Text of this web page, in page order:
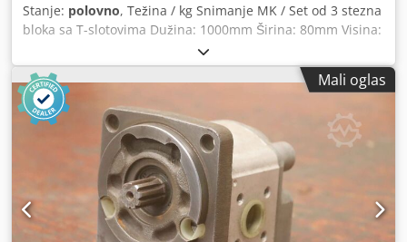
Stanje: polovno, Težina / kg Snimanje MK / Set od 3 stezna
bloka sa T-slotovima Dužina: 1000mm Širina: 80mm Visina:
160mm T-slotovi - Veličina: 32 k 18 T-slotovi visina: 32mm
Stezna ploča - Stezni blok - Stezna Tabela - Stezno gvožđe -
T-slot plate Dksdpfx Asvcd N Aephjr
Mali oglas